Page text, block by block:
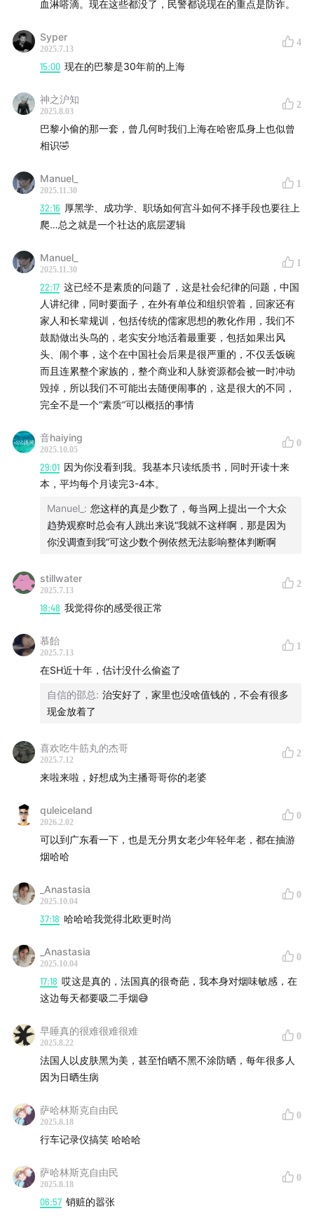
血淋嗒滴。现在这些都没了，民警都说现在的重点是防诈。
Syper
2025.7.13
4
15:00 现在的巴黎是30年前的上海
神之沪知
2025.8.03
2
巴黎小偷的那一套，曾几何时我们上海在哈密瓜身上也似曾
相识🤣
Manuel_
2025.11.30
1
32:16 厚黑学、成功学、职场如何宫斗如何不择手段也要往上
爬…总之就是一个社达的底层逻辑
Manuel_
2025.11.30
1
22:17 这已经不是素质的问题了，这是社会纪律的问题，中国
人讲纪律，同时要面子，在外有单位和组织管着，回家还有
家人和长辈规训，包括传统的儒家思想的教化作用，我们不
鼓励做出头鸟的，老实安分地活着最重要，包括如果出风
头、闹个事，这个在中国社会后果是很严重的，不仅丢饭碗
而且连累整个家族的，整个商业和人脉资源都会被一时冲动
毁掉，所以我们不可能出去随便闹事的，这是很大的不同，
完全不是一个“素质”可以概括的事情
音haiying
2025.10.05
0
29:01 因为你没看到我。我基本只读纸质书，同时开读十来
本，平均每个月读完3-4本。
Manuel_ : 您这样的真是少数了，每当网上提出一个大众
趋势观察时总会有人跳出来说“我就不这样啊，那是因为
你没调查到我”可这少数个例依然无法影响整体判断啊
stillwater
2025.7.13
2
18:48 我觉得你的感受很正常
慕飴
2025.7.13
1
在SH近十年，估计没什么偷盗了
自信的邵总: 治安好了，家里也没啥值钱的，不会有很多
现金放着了
喜欢吃牛筋丸的杰哥
2025.7.12
2
来啦来啦，好想成为主播哥哥你的老婆
quleiceland
2026.2.02
0
可以到广东看一下，也是无分男女老少年轻年老，都在抽游
烟哈哈
_Anastasia
2025.10.04
0
37:18 哈哈哈我觉得北欧更时尚
_Anastasia
2025.10.04
0
17:18 哎这是真的，法国真的很奇葩，我本身对烟味敏感，在
这边每天都要吸二手烟😅
早睡真的很难很难很难
2025.8.22
0
法国人以皮肤黑为美，甚至怕晒不黑不涂防晒，每年很多人
因为日晒生病
萨哈林斯克自由民
2025.8.18
0
行车记录仪搞笑 哈哈哈
萨哈林斯克自由民
2025.8.18
0
06:57 销赃的嚣张